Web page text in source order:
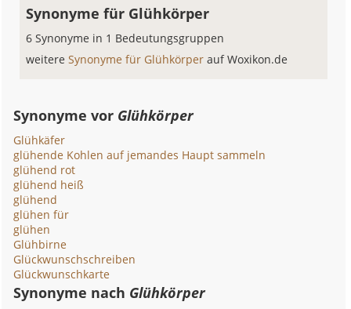
Synonyme für Glühkörper
6 Synonyme in 1 Bedeutungsgruppen
weitereSynonyme für Glühkörperauf Woxikon.de
Synonyme vor Glühkörper
Glühkäfer
glühende Kohlen auf jemandes Haupt sammeln
glühend rot
glühend heiß
glühend
glühen für
glühen
Glühbirne
Glückwunschschreiben
Glückwunschkarte
Synonyme nach Glühkörper